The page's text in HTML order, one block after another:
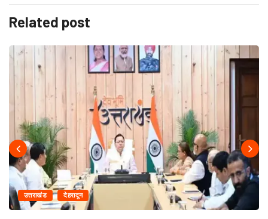
Related post
उत्तराखंड देहरादून